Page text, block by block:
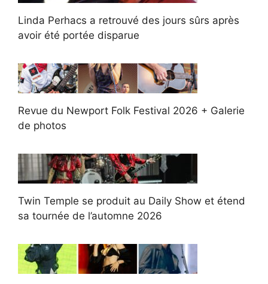
Linda Perhacs a retrouvé des jours sûrs après
avoir été portée disparue
Revue du Newport Folk Festival 2026 + Galerie
de photos
Twin Temple se produit au Daily Show et étend
sa tournée de l’automne 2026